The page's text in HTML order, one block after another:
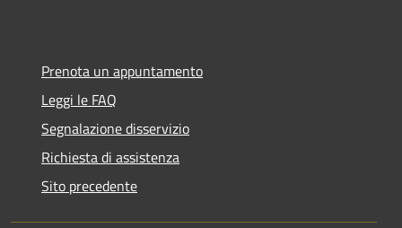
Prenota un appuntamento
Leggi le FAQ
Segnalazione disservizio
Richiesta di assistenza
Sito precedente